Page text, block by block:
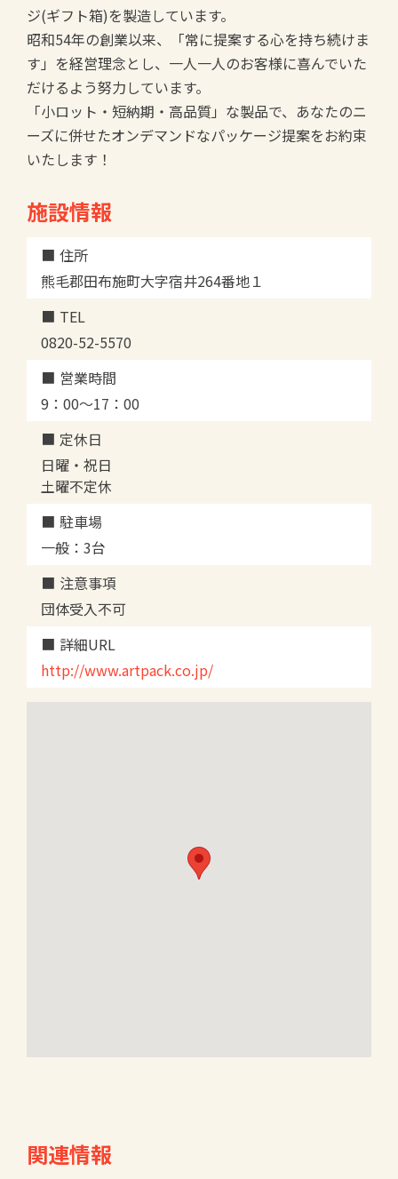
ジ(ギフト箱)を製造しています。
昭和54年の創業以来、「常に提案する心を持ち続けま
す」を経営理念とし、一人一人のお客様に喜んでいた
だけるよう努力しています。
「小ロット・短納期・高品質」な製品で、あなたのニ
ーズに併せたオンデマンドなパッケージ提案をお約束
いたします！
施設情報
住所
熊毛郡田布施町大字宿井264番地１
TEL
0820-52-5570
営業時間
9：00～17：00
定休日
日曜・祝日
土曜不定休
駐車場
一般：3台
注意事項
団体受入不可
詳細URL
http://www.artpack.co.jp/
関連情報